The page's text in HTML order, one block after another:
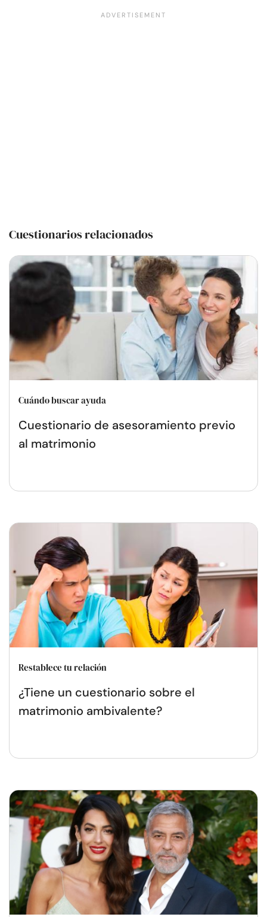
Cuestionarios relacionados
Cuándo buscar ayuda
Cuestionario de asesoramiento previo
al matrimonio
Restablece tu relación
¿Tiene un cuestionario sobre el
matrimonio ambivalente?